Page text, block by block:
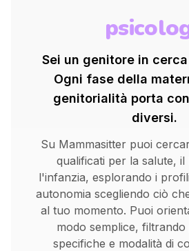
Sei un genitore in
Ogni fase della
genitorialità porta
diversi.
Su Mammasitter puoi
qualificati per la salute, il
l'infanzia, esplorando i
autonomia scegliendo ciò
al tuo momento. Puoi
modo semplice, filtrando
specifiche e modalità di